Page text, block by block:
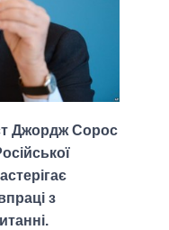
Джордж Сорос
з